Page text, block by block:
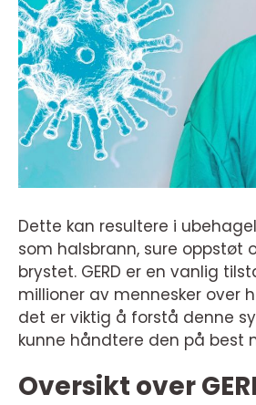
Dette kan resultere i
som halsbrann, sure oppstøt
brystet. GERD er en vanlig
millioner av mennesker over
det er viktig å forstå denne
kunne håndtere den på best
Oversikt over